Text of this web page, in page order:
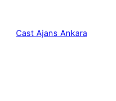
Cast Ajans Ankara